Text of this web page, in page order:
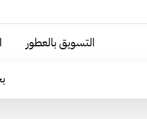
التسويق بالعطور